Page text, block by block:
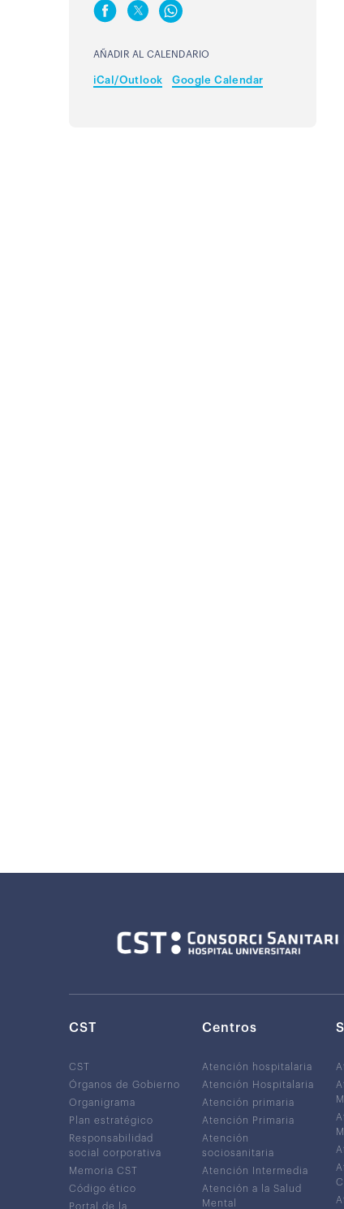
AÑADIR AL CALENDARIO
iCal/Outlook Google Calendar
CST
CST
Órganos de Gobierno
Organigrama
Plan estratégico
Responsabilidad
social corporativa
Memoria CST
Código ético
Portal de la
Centros
Atención hospitalaria
Atención Hospitalaria
Atención primaria
Atención Primaria
Atención
sociosanitaria
Atención Intermedia
Atención a la Salud
Mental